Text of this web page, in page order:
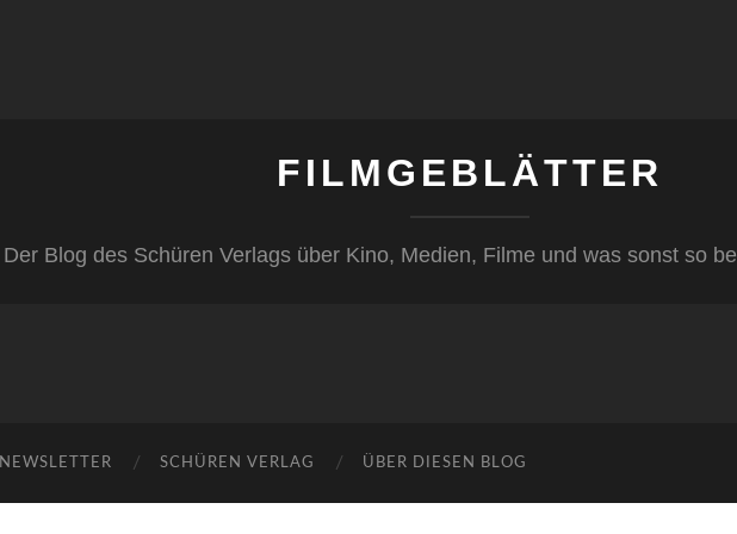
FILMGEBLÄTTER
Der Blog des Schüren Verlags über Kino, Medien, Filme und was sonst so
NEWSLETTER SCHÜREN VERLAG ÜBER DIESEN BLOG